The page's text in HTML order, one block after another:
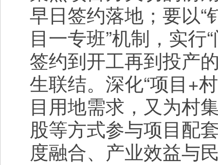
早日签约落地；要以“
目一专班”机制，实行
签约到开工再到投产
生联结。深化“项目+
目用地需求，又为村
股等方式参与项目配
度融合、产业效益与